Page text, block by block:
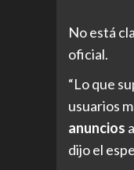
No está
oficial.
“Lo que
usuarios
anuncios
dijo el